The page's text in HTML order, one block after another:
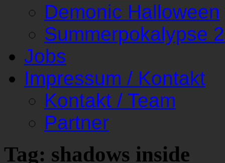
Demonic Halloween
Summerpokalypse
Jobs
Impressum / Kontakt
Kontakt / Team
Partner
Tag: shadows inside